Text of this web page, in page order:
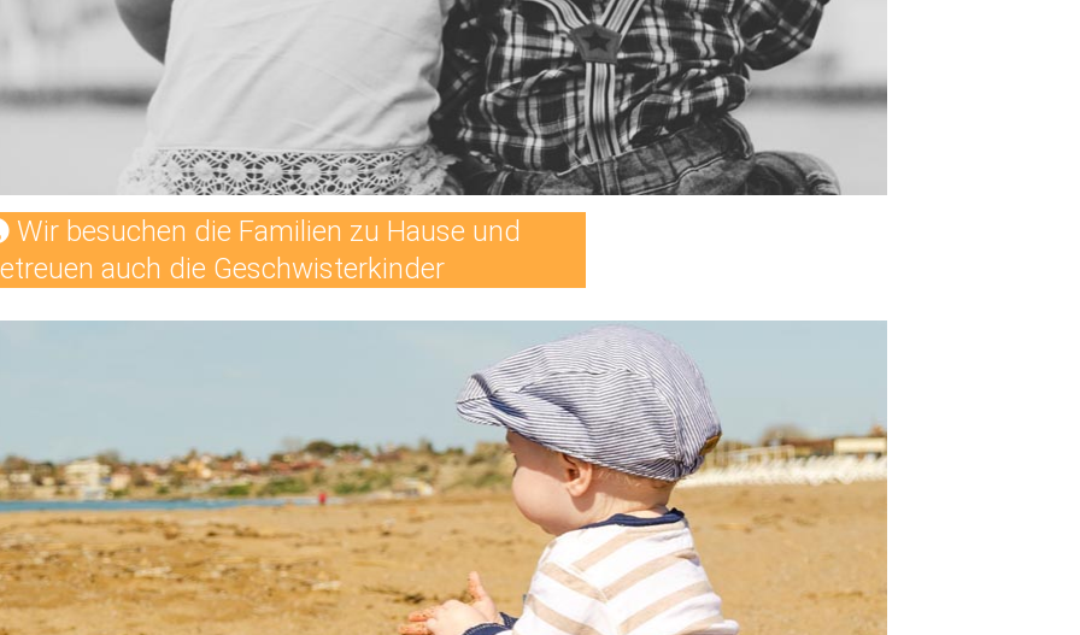
Wir besuchen die Familien zu Hause und
auch die Geschwisterkinder